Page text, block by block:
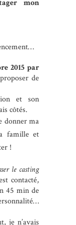
mon
2015 par
de
et son
côtés.
donner ma
famille et
!
le casting
contacté,
45 min de
je n’avais